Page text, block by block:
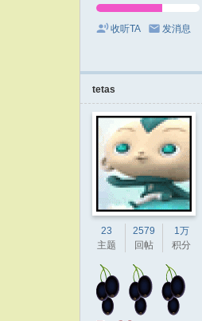
收听TA 发消息
tetas
23
主题
2579
回帖
1万
积分